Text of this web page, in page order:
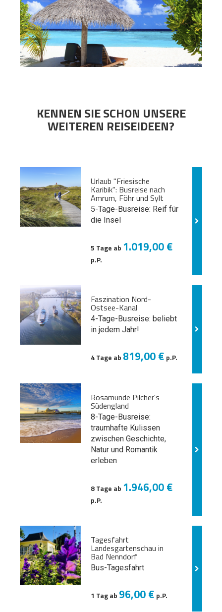
KENNEN SIE SCHON UNSERE
WEITEREN REISEIDEEN?
Urlaub "Friesische
Karibik": Busreise nach
Amrum, Föhr und Sylt
5-Tage-Busreise: Reif für
die Insel
5 Tage ab 1.019,00 €
p.P.
Faszination Nord-
Ostsee-Kanal
4-Tage-Busreise: beliebt
in jedem Jahr!
4 Tage ab 819,00 € p.P.
Rosamunde Pilcher's
Südengland
8-Tage-Busreise:
traumhafte Kulissen
zwischen Geschichte,
Natur und Romantik
erleben
8 Tage ab 1.946,00 €
p.P.
Tagesfahrt
Landesgartenschau in
Bad Nenndorf
Bus-Tagesfahrt
1 Tag ab 96,00 € p.P.